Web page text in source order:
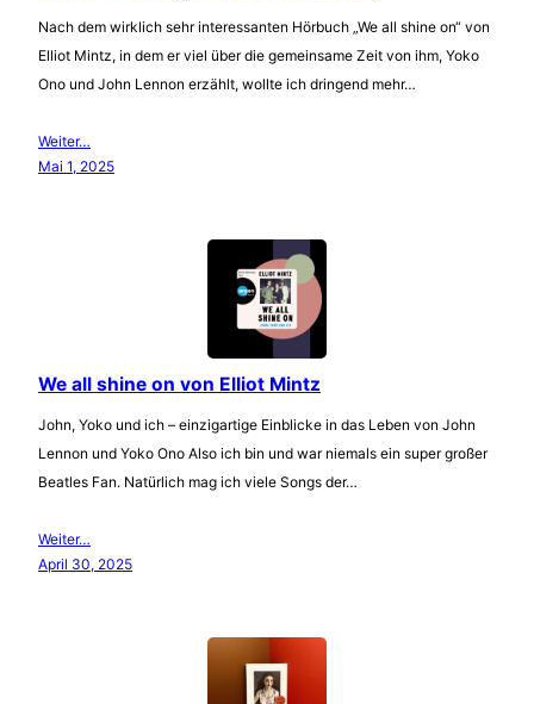
Nach dem wirklich sehr interessanten Hörbuch „We all shine on“ von
Elliot Mintz, in dem er viel über die gemeinsame Zeit von ihm, Yoko
Ono und John Lennon erzählt, wollte ich dringend mehr…
Weiter…
Mai 1, 2025
We all shine on von Elliot Mintz
John, Yoko und ich – einzigartige Einblicke in das Leben von John
Lennon und Yoko Ono Also ich bin und war niemals ein super großer
Beatles Fan. Natürlich mag ich viele Songs der…
Weiter…
April 30, 2025